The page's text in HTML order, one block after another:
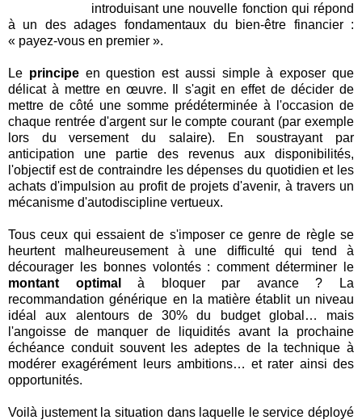
introduisant une nouvelle fonction qui répond
à un des adages fondamentaux du bien-être financier :
« payez-vous en premier ».
Le principeen question est aussi simple à exposer que
délicat à mettre en œuvre. Il s'agit en effet de décider de
mettre de côté une somme prédéterminée à l'occasion de
chaque rentrée d'argent sur le compte courant (par exemple
lors du versement du salaire). En soustrayant par
anticipation une partie des revenus aux disponibilités,
l'objectif est de contraindre les dépenses du quotidien et les
achats d'impulsion au profit de projets d'avenir, à travers un
mécanisme d'autodiscipline vertueux.
Tous ceux qui essaient de s'imposer ce genre de règle se
heurtent malheureusement à une difficulté qui tend à
décourager les bonnes volontés : comment déterminer le
montant optimal
à bloquer par avance ? La
recommandation générique en la matière établit un niveau
idéal aux alentours de 30% du budget global… mais
l'angoisse de manquer de liquidités avant la prochaine
échéance conduit souvent les adeptes de la technique à
modérer exagérément leurs ambitions… et rater ainsi des
opportunités.
Voilà justement la situation dans laquelle le service déployé